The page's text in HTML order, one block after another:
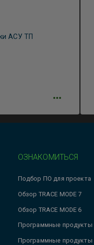
АСУ ТП
ОЗНАКОМИТЬСЯ
Подбор ПО для проекта
Обзор TRACE MODE 7
Обзор TRACE MODE 6
Программные продукты
Программные продукты